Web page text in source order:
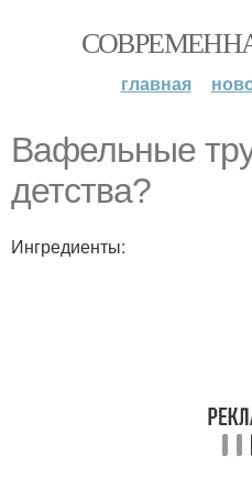
главная
Вафельные
детства?
Ингредиенты: